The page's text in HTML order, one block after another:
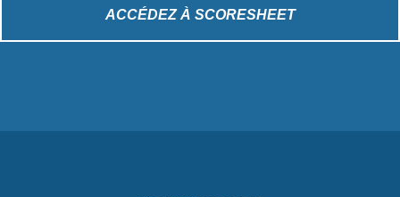
ACCÉDEZ À SCORESHEET